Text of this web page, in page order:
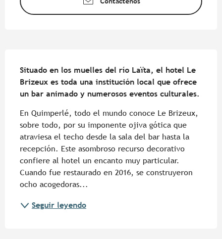
Situado en los muelles del río Laïta, el hotel Le
Brizeux es toda una institución local que ofrece
un bar animado y numerosos eventos culturales.
En Quimperlé, todo el mundo conoce Le Brizeux,
sobre todo, por su imponente ojiva gótica que
atraviesa el techo desde la sala del bar hasta la
recepción. Este asombroso recurso decorativo
confiere al hotel un encanto muy particular.
Cuando fue restaurado en 2016, se construyeron
ocho acogedoras...
Seguir leyendo